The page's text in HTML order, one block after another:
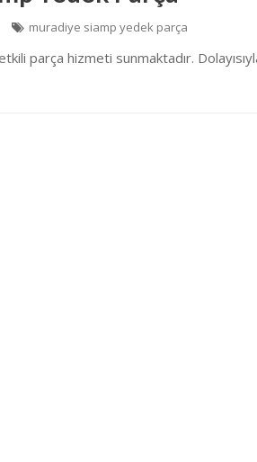
muradiye siamp yedek parça
parça hizmeti sunmaktadır.